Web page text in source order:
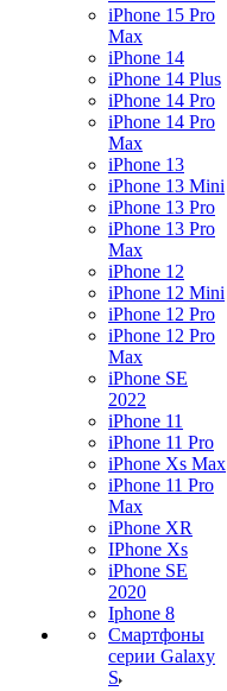
iPhone 15 Pro
Max
iPhone 14
iPhone 14 Plus
iPhone 14 Pro
iPhone 14 Pro
Max
iPhone 13
iPhone 13 Mini
iPhone 13 Pro
iPhone 13 Pro
Max
iPhone 12
iPhone 12 Mini
iPhone 12 Pro
iPhone 12 Pro
Max
iPhone SE
2022
iPhone 11
iPhone 11 Pro
iPhone Xs Max
iPhone 11 Pro
Max
iPhone XR
IPhone Xs
iPhone SE
2020
Iphone 8
Смартфоны
серии Galaxy
S